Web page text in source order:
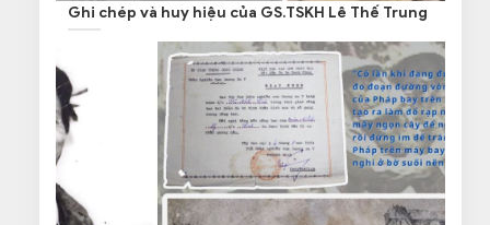
Ghi chép và huy hiệu của GS.TSKH Lê Thế Trung